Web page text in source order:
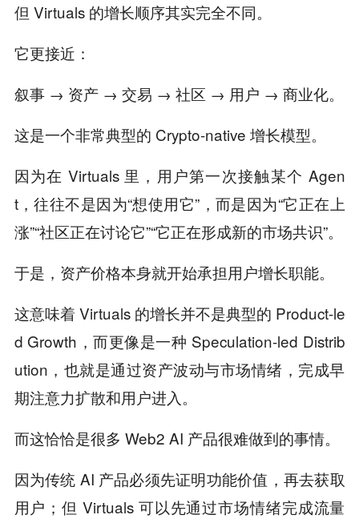
但 Virtuals 的增长顺序其实完全不同。
它更接近：
叙事 → 资产 → 交易 → 社区 → 用户 → 商业化。
这是一个非常典型的 Crypto-native 增长模型。
因为在 Virtuals 里，用户第一次接触某个 Agen
t，往往不是因为“想使用它”，而是因为“它正在上
涨”“社区正在讨论它”“它正在形成新的市场共识”。
于是，资产价格本身就开始承担用户增长职能。
这意味着 Virtuals 的增长并不是典型的 Product-le
d Growth，而更像是一种 Speculation-led Distrib
ution，也就是通过资产波动与市场情绪，完成早
期注意力扩散和用户进入。
而这恰恰是很多 Web2 AI 产品很难做到的事情。
因为传统 AI 产品必须先证明功能价值，再去获取
用户；但 Virtuals 可以先通过市场情绪完成流量